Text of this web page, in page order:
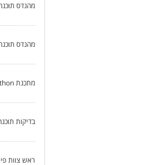
מהנדס
מהנדס
מתכנת Python
בדיקות
ראש צוות